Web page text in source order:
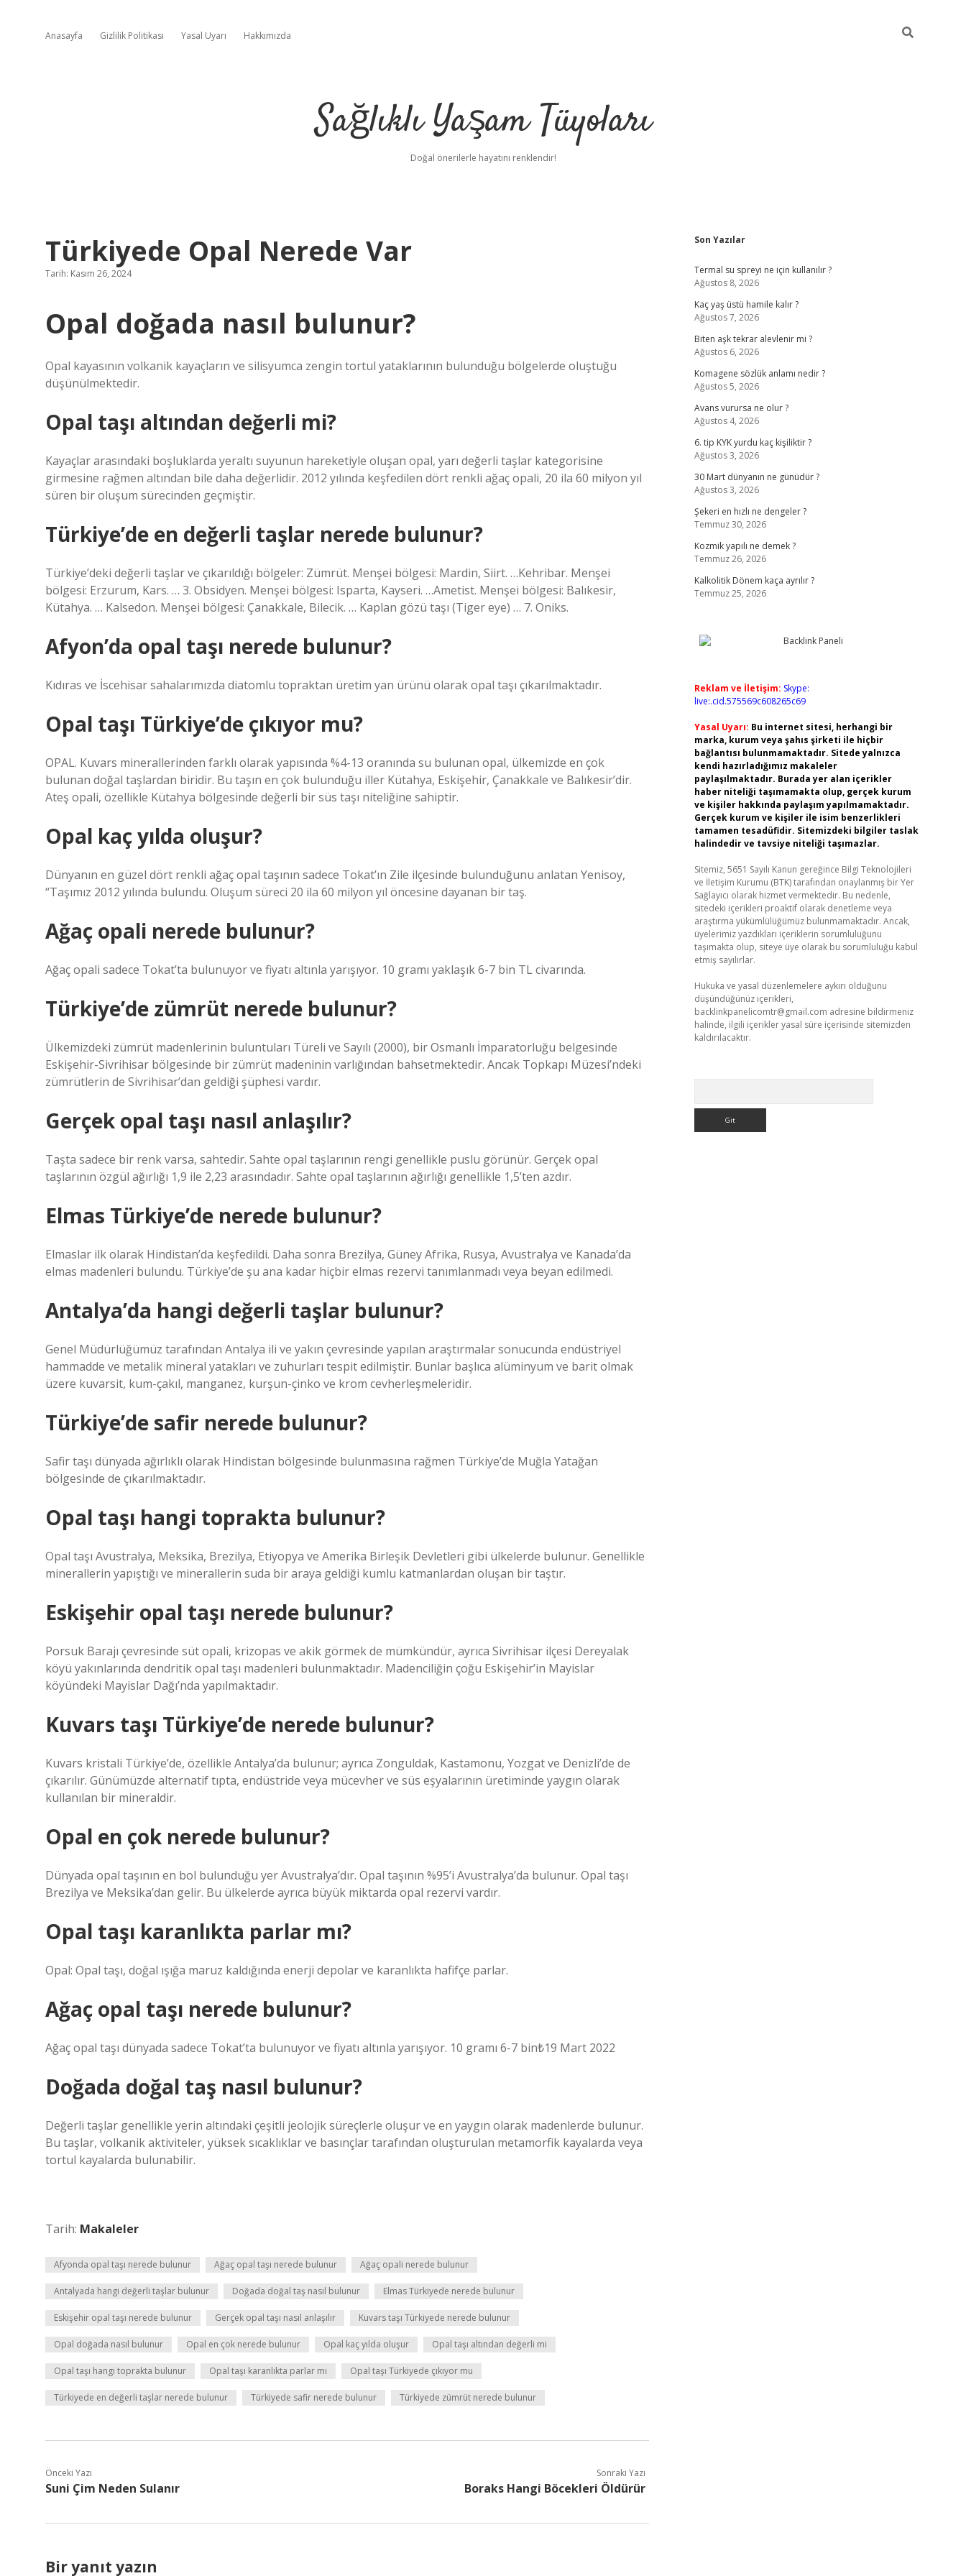
Anasayfa Gizlilik Politikası Yasal Uyarı Hakkımızda
Sağlıklı Yaşam Tüyoları
Doğal önerilerle hayatını renklendir!
Türkiyede Opal Nerede Var
Tarih: Kasım 26, 2024
Opal doğada nasıl bulunur?
Opal kayasının volkanik kayaçların ve silisyumca zengin tortul yataklarının bulunduğu bölgelerde oluştuğu
düşünülmektedir.
Opal taşı altından değerli mi?
Kayaçlar arasındaki boşluklarda yeraltı suyunun hareketiyle oluşan opal, yarı değerli taşlar kategorisine
girmesine rağmen altından bile daha değerlidir. 2012 yılında keşfedilen dört renkli ağaç opali, 20 ila 60 milyon yıl
süren bir oluşum sürecinden geçmiştir.
Türkiye’de en değerli taşlar nerede bulunur?
Türkiye’deki değerli taşlar ve çıkarıldığı bölgeler: Zümrüt. Menşei bölgesi: Mardin, Siirt. …Kehribar. Menşei
bölgesi: Erzurum, Kars. … 3. Obsidyen. Menşei bölgesi: Isparta, Kayseri. …Ametist. Menşei bölgesi: Balıkesir,
Kütahya. … Kalsedon. Menşei bölgesi: Çanakkale, Bilecik. … Kaplan gözü taşı (Tiger eye) … 7. Oniks.
Afyon’da opal taşı nerede bulunur?
Kıdıras ve İscehisar sahalarımızda diatomlu topraktan üretim yan ürünü olarak opal taşı çıkarılmaktadır.
Opal taşı Türkiye’de çıkıyor mu?
OPAL. Kuvars minerallerinden farklı olarak yapısında %4-13 oranında su bulunan opal, ülkemizde en çok
bulunan doğal taşlardan biridir. Bu taşın en çok bulunduğu iller Kütahya, Eskişehir, Çanakkale ve Balıkesir’dir.
Ateş opali, özellikle Kütahya bölgesinde değerli bir süs taşı niteliğine sahiptir.
Opal kaç yılda oluşur?
Dünyanın en güzel dört renkli ağaç opal taşının sadece Tokat’ın Zile ilçesinde bulunduğunu anlatan Yenisoy,
“Taşımız 2012 yılında bulundu. Oluşum süreci 20 ila 60 milyon yıl öncesine dayanan bir taş.
Ağaç opali nerede bulunur?
Ağaç opali sadece Tokat’ta bulunuyor ve fiyatı altınla yarışıyor. 10 gramı yaklaşık 6-7 bin TL civarında.
Türkiye’de zümrüt nerede bulunur?
Ülkemizdeki zümrüt madenlerinin buluntuları Türeli ve Sayılı (2000), bir Osmanlı İmparatorluğu belgesinde
Eskişehir-Sivrihisar bölgesinde bir zümrüt madeninin varlığından bahsetmektedir. Ancak Topkapı Müzesi’ndeki
zümrütlerin de Sivrihisar’dan geldiği şüphesi vardır.
Gerçek opal taşı nasıl anlaşılır?
Taşta sadece bir renk varsa, sahtedir. Sahte opal taşlarının rengi genellikle puslu görünür. Gerçek opal
taşlarının özgül ağırlığı 1,9 ile 2,23 arasındadır. Sahte opal taşlarının ağırlığı genellikle 1,5’ten azdır.
Elmas Türkiye’de nerede bulunur?
Elmaslar ilk olarak Hindistan’da keşfedildi. Daha sonra Brezilya, Güney Afrika, Rusya, Avustralya ve Kanada’da
elmas madenleri bulundu. Türkiye’de şu ana kadar hiçbir elmas rezervi tanımlanmadı veya beyan edilmedi.
Antalya’da hangi değerli taşlar bulunur?
Genel Müdürlüğümüz tarafından Antalya ili ve yakın çevresinde yapılan araştırmalar sonucunda endüstriyel
hammadde ve metalik mineral yatakları ve zuhurları tespit edilmiştir. Bunlar başlıca alüminyum ve barit olmak
üzere kuvarsit, kum-çakıl, manganez, kurşun-çinko ve krom cevherleşmeleridir.
Türkiye’de safir nerede bulunur?
Safir taşı dünyada ağırlıklı olarak Hindistan bölgesinde bulunmasına rağmen Türkiye’de Muğla Yatağan
bölgesinde de çıkarılmaktadır.
Opal taşı hangi toprakta bulunur?
Opal taşı Avustralya, Meksika, Brezilya, Etiyopya ve Amerika Birleşik Devletleri gibi ülkelerde bulunur. Genellikle
minerallerin yapıştığı ve minerallerin suda bir araya geldiği kumlu katmanlardan oluşan bir taştır.
Eskişehir opal taşı nerede bulunur?
Porsuk Barajı çevresinde süt opali, krizopas ve akik görmek de mümkündür, ayrıca Sivrihisar ilçesi Dereyalak
köyü yakınlarında dendritik opal taşı madenleri bulunmaktadır. Madenciliğin çoğu Eskişehir’in Mayislar
köyündeki Mayislar Dağı’nda yapılmaktadır.
Kuvars taşı Türkiye’de nerede bulunur?
Kuvars kristali Türkiye’de, özellikle Antalya’da bulunur; ayrıca Zonguldak, Kastamonu, Yozgat ve Denizli’de de
çıkarılır. Günümüzde alternatif tıpta, endüstride veya mücevher ve süs eşyalarının üretiminde yaygın olarak
kullanılan bir mineraldir.
Opal en çok nerede bulunur?
Dünyada opal taşının en bol bulunduğu yer Avustralya’dır. Opal taşının %95’i Avustralya’da bulunur. Opal taşı
Brezilya ve Meksika’dan gelir. Bu ülkelerde ayrıca büyük miktarda opal rezervi vardır.
Opal taşı karanlıkta parlar mı?
Opal: Opal taşı, doğal ışığa maruz kaldığında enerji depolar ve karanlıkta hafifçe parlar.
Ağaç opal taşı nerede bulunur?
Ağaç opal taşı dünyada sadece Tokat’ta bulunuyor ve fiyatı altınla yarışıyor. 10 gramı 6-7 bin₺19 Mart 2022
Doğada doğal taş nasıl bulunur?
Değerli taşlar genellikle yerin altındaki çeşitli jeolojik süreçlerle oluşur ve en yaygın olarak madenlerde bulunur.
Bu taşlar, volkanik aktiviteler, yüksek sıcaklıklar ve basınçlar tarafından oluşturulan metamorfik kayalarda veya
tortul kayalarda bulunabilir.
Tarih: Makaleler
Afyonda opal taşı nerede bulunur Ağaç opal taşı nerede bulunur Ağaç opali nerede bulunur
Antalyada hangi değerli taşlar bulunur Doğada doğal taş nasıl bulunur Elmas Türkiyede nerede bulunur
Eskişehir opal taşı nerede bulunur Gerçek opal taşı nasıl anlaşılır Kuvars taşı Türkiyede nerede bulunur
Opal doğada nasıl bulunur Opal en çok nerede bulunur Opal kaç yılda oluşur Opal taşı altından değerli mi
Opal taşı hangi toprakta bulunur Opal taşı karanlıkta parlar mı Opal taşı Türkiyede çıkıyor mu
Türkiyede en değerli taşlar nerede bulunur Türkiyede safir nerede bulunur Türkiyede zümrüt nerede bulunur
Önceki Yazı
Suni Çim Neden Sulanır
Sonraki Yazı
Boraks Hangi Böcekleri Öldürür
Bir yanıt yazın
Sidebar
Son Yazılar
Termal su spreyi ne için kullanılır ?
Ağustos 8, 2026
Kaç yaş üstü hamile kalır ?
Ağustos 7, 2026
Biten aşk tekrar alevlenir mi ?
Ağustos 6, 2026
Komagene sözlük anlamı nedir ?
Ağustos 5, 2026
Avans vurursa ne olur ?
Ağustos 4, 2026
6. tip KYK yurdu kaç kişiliktir ?
Ağustos 3, 2026
30 Mart dünyanın ne günüdür ?
Ağustos 3, 2026
Şekeri en hızlı ne dengeler ?
Temmuz 30, 2026
Kozmik yapılı ne demek ?
Temmuz 26, 2026
Kalkolitik Dönem kaça ayrılır ?
Temmuz 25, 2026
Reklam ve İletişim: Skype:
live:.cid.575569c608265c69
Yasal Uyarı: Bu internet sitesi, herhangi bir
marka, kurum veya şahıs şirketi ile hiçbir
bağlantısı bulunmamaktadır. Sitede yalnızca
kendi hazırladığımız makaleler
paylaşılmaktadır. Burada yer alan içerikler
haber niteliği taşımamakta olup, gerçek kurum
ve kişiler hakkında paylaşım yapılmamaktadır.
Gerçek kurum ve kişiler ile isim benzerlikleri
tamamen tesadüfidir. Sitemizdeki bilgiler taslak
halindedir ve tavsiye niteliği taşımazlar.
Sitemiz, 5651 Sayılı Kanun gereğince Bilgi Teknolojileri
ve İletişim Kurumu (BTK) tarafından onaylanmış bir Yer
Sağlayıcı olarak hizmet vermektedir. Bu nedenle,
sitedeki içerikleri proaktif olarak denetleme veya
araştırma yükümlülüğümüz bulunmamaktadır. Ancak,
üyelerimiz yazdıkları içeriklerin sorumluluğunu
taşımakta olup, siteye üye olarak bu sorumluluğu kabul
etmiş sayılırlar.
Hukuka ve yasal düzenlemelere aykırı olduğunu
düşündüğünüz içerikleri,
backlinkpanelicomtr@gmail.com adresine bildirmeniz
halinde, ilgili içerikler yasal süre içerisinde sitemizden
kaldırılacaktır.